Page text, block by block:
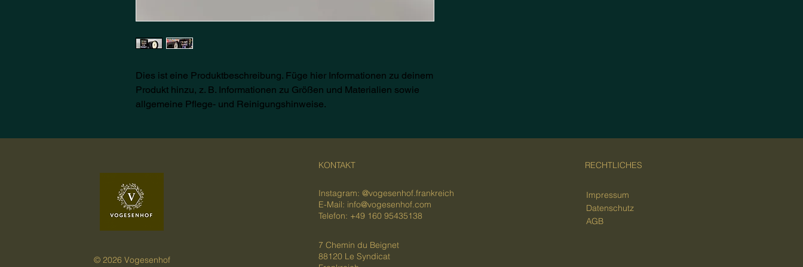
Dies ist eine Produktbeschreibung. Füge hier Informationen zu deinem
Produkt hinzu, z. B. Informationen zu Größen und Materialien sowie
allgemeine Pflege- und Reinigungshinweise.
© 2026 Vogesenhof
KONTAKT
Instagram: @vogesenhof.frankreich
E-Mail: info@vogesenhof.com
Telefon: +49 160 95435138
7 Chemin du Beignet
88120 Le Syndicat
RECHTLICHES
Impressum
Datenschutz
AGB